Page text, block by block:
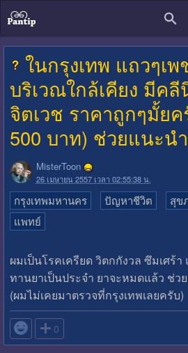
ในกรุงเทพ แถวๆเ
บริเวณใกล้เคียง มีค
จิตเวช ราคาถูกๆมั้ยค
500 บาท) ช่วยแนะน
MisterToon
26 เมษายน 2557 เวลา 02:55:38 น.
กรุงเทพมหานคร ปัญหาชีวิต สุข
แพทย์
ผมเป็นโรคเครียด วิตกกังวล ซึมเศร้
ทานยาเป็นประจำ ยาจะหมดแล้ว ช่
(ผมไม่เคยมาตรวจที่กรุงเทพเลยครับ)
 0